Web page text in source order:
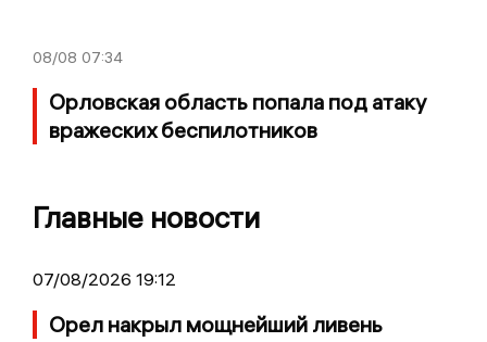
08/08 07:34
Орловская область попала под атаку
вражеских беспилотников
Главные новости
07/08/2026 19:12
Орел накрыл мощнейший ливень